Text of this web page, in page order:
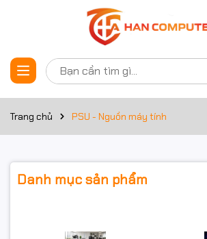
Trang chủ PSU - Nguồn máy tính
Danh mục sản phẩm